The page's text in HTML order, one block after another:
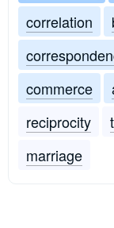
correlation
commerce
reciprocity
marriage